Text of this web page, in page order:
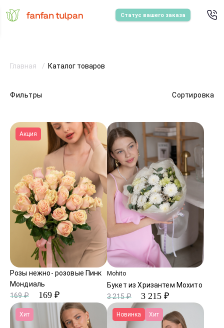
Статус вашего заказа
Фильтры Сортировка
Главная Каталог товаров
Акция
Розы нежно- розовые Пинк
Мондиаль
169 ₽
169 ₽
Mohito
Букет из Хризантем Мохито
3 215 ₽
3 215 ₽
Хит Новинка Хит